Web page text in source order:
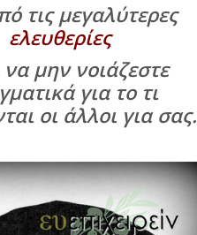
τις μεγαλύτερες
ελευθερίες
να μην νοιάζεστε
για το τι
οι άλλοι για σας.